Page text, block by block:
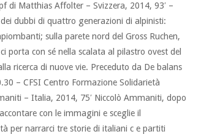
di Matthias Affolter – Svizzera, 2014, 93′ –
dubbi di quattro generazioni di alpinisti:
sulla parete nord del Gross Ruchen,
porta con sé nella scalata al pilastro ovest del
ricerca di nuove vie. Preceduto da De balans
– CFSI Centro Formazione Solidarietà
– Italia, 2014, 75′ Niccolò Ammaniti, dopo
con le immagini e sceglie il
per narrarci tre storie di italiani c e partiti